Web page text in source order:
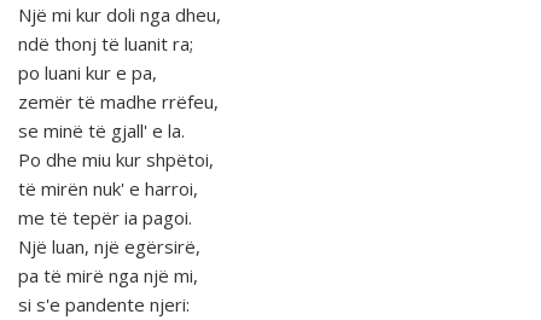
Një mi kur doli nga dheu,
ndë thonj të luanit ra;
po luani kur e pa,
zemër të madhe rrëfeu,
se minë të gjall' e la.
Po dhe miu kur shpëtoi,
të mirën nuk' e harroi,
me të tepër ia pagoi.
Një luan, një egërsirë,
pa të mirë nga një mi,
si s'e pandente njeri: